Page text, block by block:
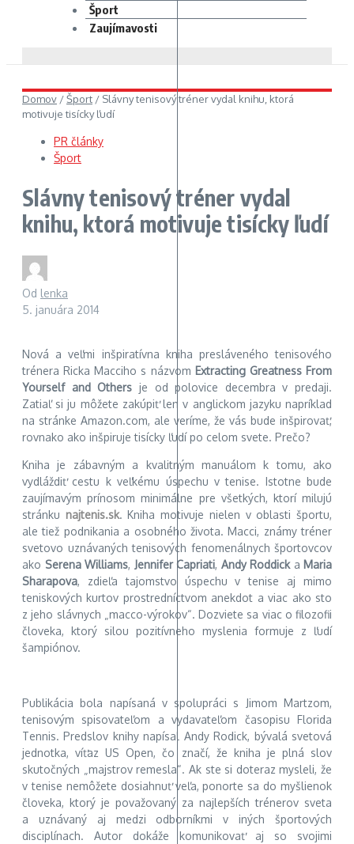
Šport
Zaujímavosti
Domov /Šport / Slávny tenisový tréner vydal knihu, ktorá
motivuje tisícky ľudí
PR články
Šport
Slávny tenisový tréner vydal
knihu, ktorá motivuje tisícky ľudí
Od lenka
5. januára 2014
Nová a veľmi inšpiratívna kniha presláveného tenisového
trénera Ricka Macciho s názvom Extracting Greatness From
Yourself and Others je od polovice decembra v predaji.
Zatiaľ si ju môžete zakúpiť len v anglickom jazyku napríklad
na stránke Amazon.com, ale veríme, že vás bude inšpirovať,
rovnako ako inšpiruje tisícky ľudí po celom svete. Prečo?
Kniha je zábavným a kvalitným manuálom k tomu, ako
vydláždiť cestu k veľkému úspechu v tenise. Istotne bude
zaujímavým prínosom minimálne pre všetkých, ktorí milujú
stránku najtenis.sk. Kniha motivuje nielen v oblasti športu,
ale tiež podnikania a osobného života. Macci, známy tréner
svetovo uznávaných tenisových fenomenálnych športovcov
ako Serena Williams, Jennifer Capriati, Andy Roddicka Maria
Sharapova, zdieľa tajomstvo úspechu v tenise aj mimo
teniskových kurtov prostredníctvom anekdot a viac ako sto
z jeho slávnych „macco-výrokov“. Dozviete sa viac o filozofii
človeka, ktorý silou pozitívneho myslenia formuje z ľudí
šampiónov.
Publikácia bola napísaná v spolupráci s Jimom Martzom,
tenisovým spisovateľom a vydavateľom časopisu Florida
Tennis. Predslov knihy napísal Andy Rodick, bývalá svetová
jednotka, víťaz US Open, čo značí, že kniha je plná slov
skutočných „majstrov remesla“. Ak ste si doteraz mysleli, že
v tenise nemôžete dosiahnuť veľa, ponorte sa do myšlienok
človeka, ktorý je považovaný za najlepších trénerov sveta
a uznávaný aj medzi odborníkmi v iných športových
disciplínach. Autor dokáže komunikovať aj so svojimi